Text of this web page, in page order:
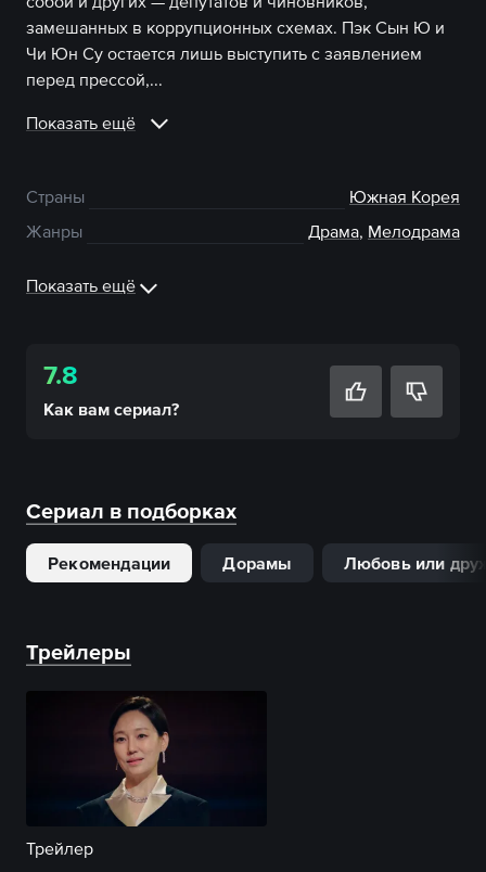
замешанных в коррупционных схемах. Пэк Сын Ю и
Чи Юн Су остается лишь выступить с заявлением
перед прессой,...
Показать ещё
Страны
Южная Корея
Жанры
Драма, Мелодрама
Показать ещё
7.8
Как вам сериал?
Сериал в подборках
Рекомендации Дорамы Любовь или
Трейлеры
Трейлер